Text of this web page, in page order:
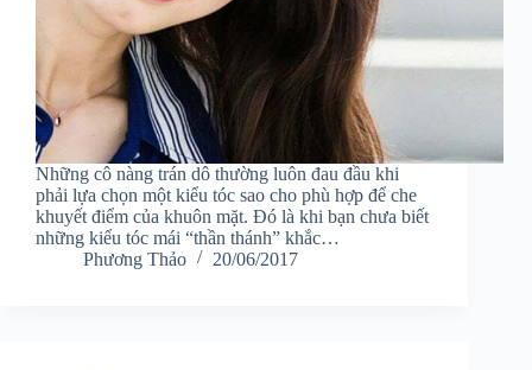
Những cô nàng trán dô thường luôn đau đầu khi
phải lựa chọn một kiểu tóc sao cho phù hợp để che
khuyết điểm của khuôn mặt. Đó là khi bạn chưa biết
những kiểu tóc mái “thần thánh” khắc…
Phương Thảo
20/06/2017